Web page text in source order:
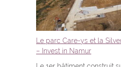
Le parc Care-ys et la
– Invest in Namur